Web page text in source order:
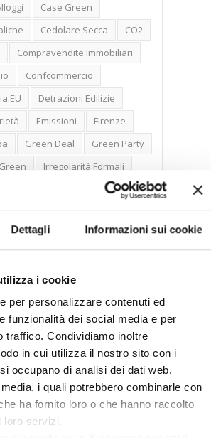
Dettagli Informazioni sui cookie
i cookie
per personalizzare contenuti ed
funzionalità dei social media e per
traffico. Condividiamo inoltre
in cui utilizza il nostro sito con i
occupano di analisi dei dati web,
i quali potrebbero combinarle con
ha fornito loro o che hanno raccolto
loro servizi.
Case Green
Cedolare Secca
CO2
Compravendite Immobiliari
Confcommercio
Detrazioni Edilizie
Emissioni
Firenze
Green Deal
Green Party
Irregolarità Formali
New York
Prezzi Case
Proprietari Casa
Sicurezza
Sommerso
Treviso
Cerca